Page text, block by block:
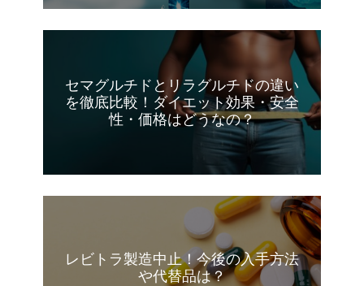
セマグルチドとリラグルチドの違い
を徹底比較！ダイエット効果・安全
性・価格はどうなの？
レビトラ製造中止！今後の入手方法
や代替品は？